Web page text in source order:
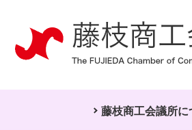
藤枝商工会議所に